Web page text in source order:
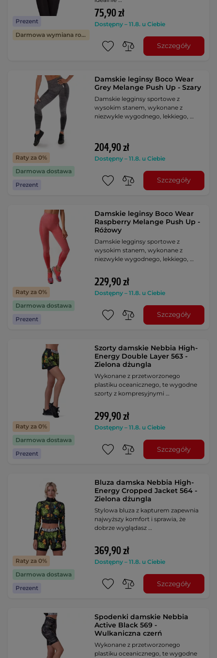
Prezent
Darmowa wymiana rozmiaru
75,90 zł
Dostępny – 11.8. u Ciebie
Szczegóły
Raty za 0%
Darmowa dostawa
Prezent
Damskie leginsy Boco Wear
Grey Melange Push Up - Szary
Damskie legginsy sportowe z
wysokim stanem, wykonane z
niezwykle wygodnego, lekkiego, …
204,90 zł
Dostępny – 11.8. u Ciebie
Szczegóły
Raty za 0%
Darmowa dostawa
Prezent
Damskie leginsy Boco Wear
Raspberry Melange Push Up -
Różowy
Damskie legginsy sportowe z
wysokim stanem, wykonane z
niezwykle wygodnego, lekkiego, …
229,90 zł
Dostępny – 11.8. u Ciebie
Szczegóły
Raty za 0%
Darmowa dostawa
Prezent
Szorty damskie Nebbia High-
Energy Double Layer 563 -
Zielona dżungla
Wykonane z przetworzonego
plastiku oceanicznego, te wygodne
szorty z kompresyjnymi …
299,90 zł
Dostępny – 11.8. u Ciebie
Szczegóły
Raty za 0%
Darmowa dostawa
Prezent
Bluza damska Nebbia High-
Energy Cropped Jacket 564 -
Zielona dżungla
Stylowa bluza z kapturem zapewnia
najwyższy komfort i sprawia, że
dobrze wyglądasz …
369,90 zł
Dostępny – 11.8. u Ciebie
Szczegóły
Spodenki damskie Nebbia
Active Black 569 -
Wulkaniczna czerń
Wykonane z przetworzonego
plastiku oceanicznego, te wygodne